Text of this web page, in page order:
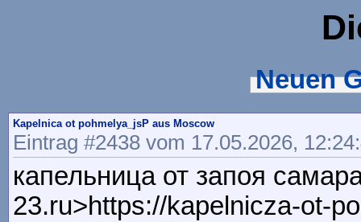
Neuen
Kapelnica ot pohmelya_jsP aus Moscow
Eintrag #2438 vom 17.05.2026,
капельница от запоя
23.ru>https://kapelnicza-ot-